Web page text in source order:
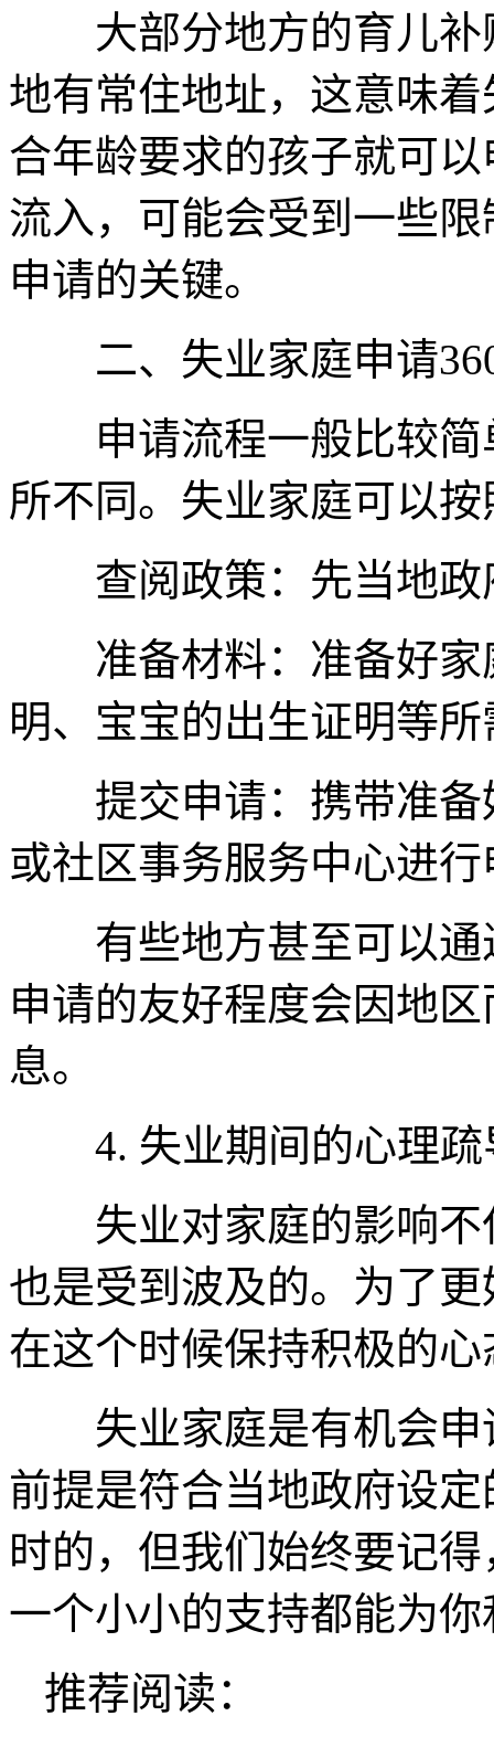
大部分地方的育儿补
地有常住地址，这意味
合年龄要求的孩子就可
流入，可能会受到一些
申请的关键。
二、失业家庭申请
申请流程一般比较简
所不同。失业家庭可以
查阅政策：先当地政
准备材料：准备好家
明、宝宝的出生证明等
提交申请：携带准备
或社区事务服务中心进行
有些地方甚至可以通
申请的友好程度会因地
息。
4. 失业期间的心理疏
失业对家庭的影响不
也是受到波及的。为了
在这个时候保持积极的心
失业家庭是有机会申
前提是符合当地政府设
时的，但我们始终要记
一个小小的支持都能为
推荐阅读：